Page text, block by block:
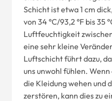
Schicht ist etwa 1 cm
von 34 °C/93,2 °F bis 35
Luftfeuchtigkeit
eine sehr kleine
Luftschicht führt dazu,
uns unwohl fühlen.
die Kleidung wehen und
zerstören, kann dies zu